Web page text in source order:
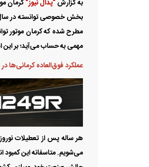
هر ساله پس از تعطیلات
می‌شویم. متاسفانه این کمبود
خطوط کرمان موتور تولید
این عرصه بر آید. بنابراین
جاری در راستای افزایش